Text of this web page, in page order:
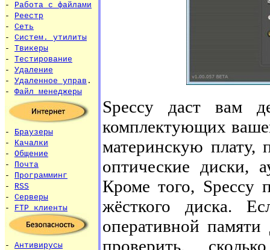
- Работа с файлами
- Реестр
- Сеть
- Систем. утилиты
- Твикеры
- Тестирование
- Удаление
- Удаленное управ .
- Файл менеджеры
- Браузеры
- Качалки
- Общение
- Почта
- Программинг
- RSS
- Серверы
- FTP клиенты
- Антивирусы
Speccy даст вам
комплектующих
материнскую плату,
оптические диски,
Кроме того, Speccy
жёсткого диска.
оперативной
проверить,